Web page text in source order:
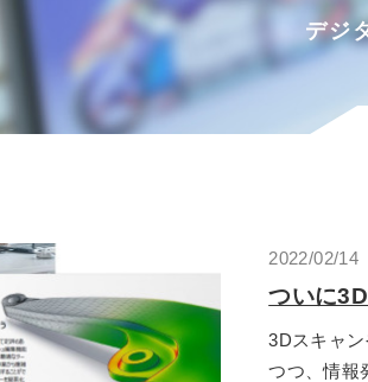
３Dスキャナ販売
データ管理
デジ
2022/02/14
ついに
3Dスキャ
つつ、情報